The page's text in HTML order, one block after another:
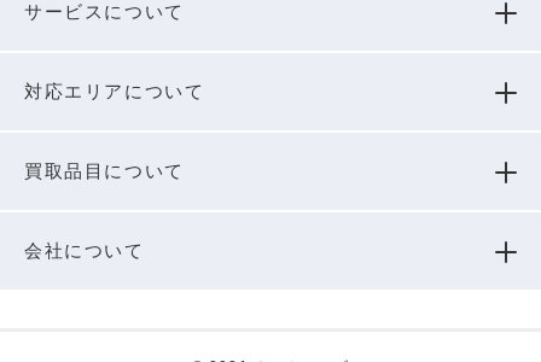
サービスについて
対応エリアについて
買取品⽬について
会社について